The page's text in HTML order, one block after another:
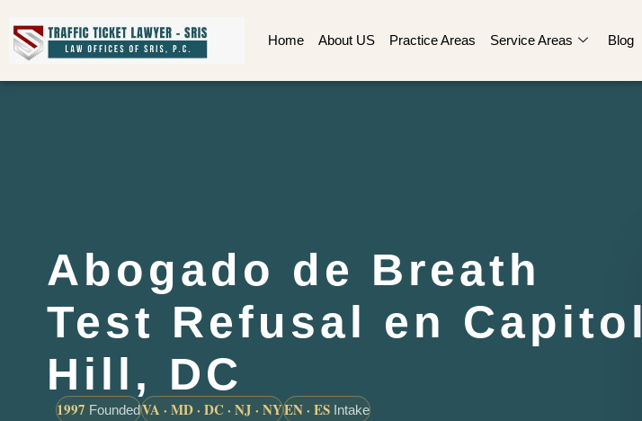
Home About US Practice Areas Service Areas Blog
Abogado de Breath
Test Refusal en Capitol
Hill, DC
1997 FoundedVA · MD · DC · NJ · NYEN · ES Intake